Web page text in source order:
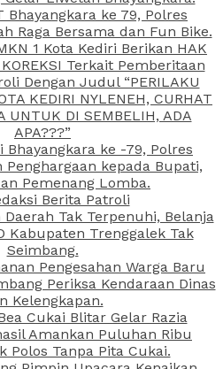
Bhayangkara ke 79, Polres
Raga Bersama dan Fun Bike.
1 Kota Kediri Berikan HAK
Terkait Pemberitaan
Dengan Judul “PERILAKU
KEDIRI NYLENEH, CURHAT
UNTUK DI SEMBELIH, ADA
APA???”
Bhayangkara ke -79, Polres
kepada Bupati,
Pemenang Lomba.
Berita Patroli
Tak Terpenuhi, Belanja
Kabupaten Trenggalek Tak
Seimbang.
Pengesahan Warga Baru
Periksa Kendaraan Dinas
Kelengkapan.
Cukai Blitar Gelar Razia
Amankan Puluhan Ribu
Polos Tanpa Pita Cukai.